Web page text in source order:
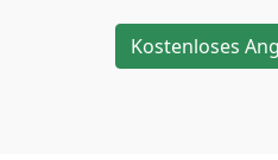
Kostenloses